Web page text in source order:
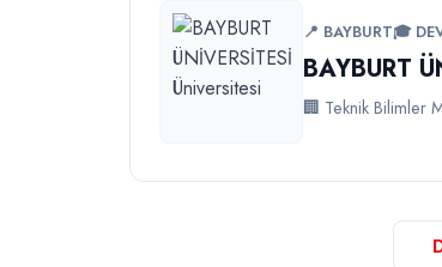
📍 BAYBURT🎓
BAYBURT
🏢 Teknik Bilimler